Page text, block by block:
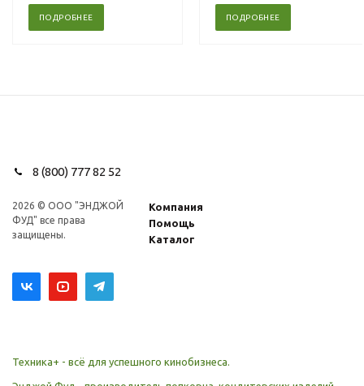
ПОДРОБНЕЕ ПОДРОБНЕЕ
8 (800) 777 82 52
2026 © ООО "ЭНДЖОЙ
ФУД" все права
защищены.
Компания
Помощь
Каталог
Техника+ - всё для успешного кинобизнеса.